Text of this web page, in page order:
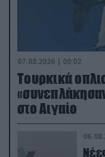
07.08.2026 | 00:02
Τουρκικά
στο Αιγαίο